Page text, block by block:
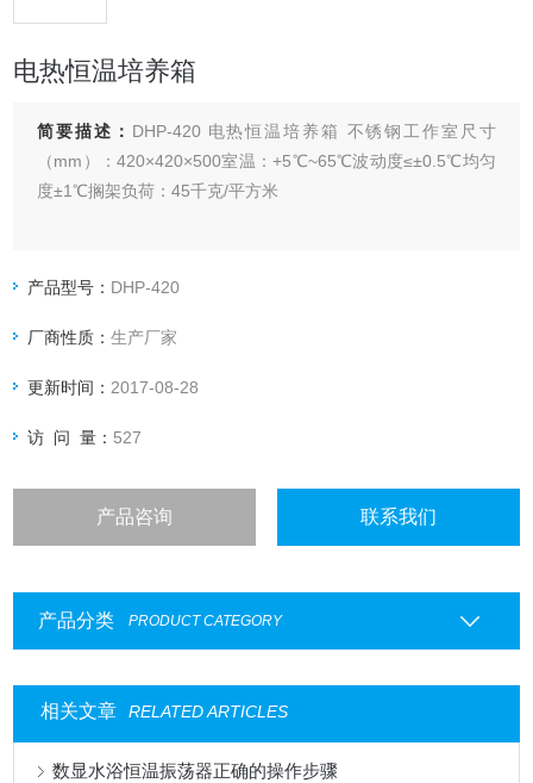
电热恒温培养箱
简要描述： DHP-420 电热恒温培养箱 不锈钢工作室尺寸
（mm）：420×420×500室温：+5℃~65℃波动度≤±0.5℃均匀
度±1℃搁架负荷：45千克/平方米
产品型号： DHP-420
厂商性质：生产厂家
更新时间： 2017-08-28
访 问 量： 527
产品咨询 联系我们
产品分类 PRODUCT CATEGORY
相关文章 RELATED ARTICLES
数显水浴恒温振荡器正确的操作步骤